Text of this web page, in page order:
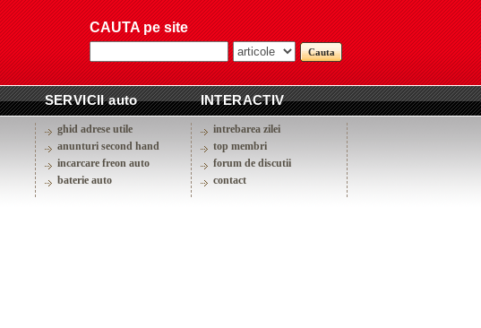
CAUTA pe site
SERVICII auto INTERACTIV
ghid adrese utile
anunturi second hand
incarcare freon auto
baterie auto
intrebarea zilei
top membri
forum de discutii
contact